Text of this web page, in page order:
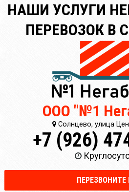
НАШИ УСЛУГИ
ПЕРЕВОЗОК В
ООО "№1
Солнцево, улица
+7 (926)
ПЕРЕЗВОНИТЕ